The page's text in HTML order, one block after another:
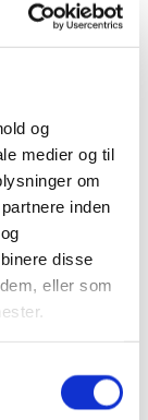
og
medier og til
om
inden
disse
eller som
kan
små
mens vi
af kirken